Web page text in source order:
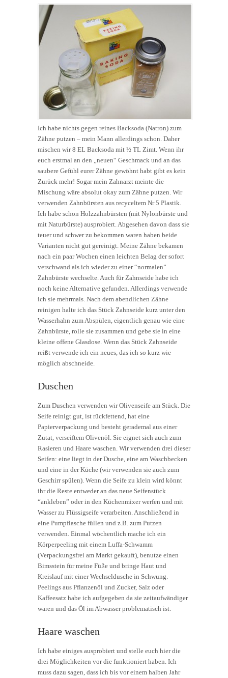
Ich habe nichts gegen reines Backsoda (Natron) zum
Zähne putzen – mein Mann allerdings schon. Daher
mischen wir 8 EL Backsoda mit ½ TL Zimt. Wenn ihr
euch erstmal an den „neuen“ Geschmack und an das
saubere Gefühl eurer Zähne gewöhnt habt gibt es kein
Zurück mehr! Sogar mein Zahnarzt meinte die
Mischung wäre absolut okay zum Zähne putzen. Wir
verwenden Zahnbürsten aus recyceltem Nr 5 Plastik.
Ich habe schon Holzzahnbürsten (mit Nylonbürste und
mit Naturbürste) ausprobiert. Abgesehen davon dass sie
teuer und schwer zu bekommen waren haben beide
Varianten nicht gut gereinigt. Meine Zähne bekamen
nach ein paar Wochen einen leichten Belag der sofort
verschwand als ich wieder zu einer “normalen”
Zahnbürste wechselte. Auch für Zahnseide habe ich
noch keine Alternative gefunden. Allerdings verwende
ich sie mehrmals. Nach dem abendlichen Zähne
reinigen halte ich das Stück Zahnseide kurz unter den
Wasserhahn zum Abspülen, eigentlich genau wie eine
Zahnbürste, rolle sie zusammen und gebe sie in eine
kleine offene Glasdose. Wenn das Stück Zahnseide
reißt verwende ich ein neues, das ich so kurz wie
möglich abschneide.
Duschen
Zum Duschen verwenden wir Olivenseife am Stück. Die
Seife reinigt gut, ist rückfettend, hat eine
Papierverpackung und besteht gerademal aus einer
Zutat, verseiftem Olivenöl. Sie eignet sich auch zum
Rasieren und Haare waschen. Wir verwenden drei dieser
Seifen: eine liegt in der Dusche, eine am Waschbecken
und eine in der Küche (wir verwenden sie auch zum
Geschirr spülen). Wenn die Seife zu klein wird könnt
ihr die Reste entweder an das neue Seifenstück
“ankleben” oder in den Küchenmixer werfen und mit
Wasser zu Flüssigseife verarbeiten. Anschließend in
eine Pumpflasche füllen und z.B. zum Putzen
verwenden. Einmal wöchentlich mache ich ein
Körperpeeling mit einem Luffa-Schwamm
(Verpackungsfrei am Markt gekauft), benutze einen
Bimsstein für meine Füße und bringe Haut und
Kreislauf mit einer Wechseldusche in Schwung.
Peelings aus Pflanzenöl und Zucker, Salz oder
Kaffeesatz habe ich aufgegeben da sie zeitaufwändiger
waren und das Öl im Abwasser problematisch ist.
Haare waschen
Ich habe einiges ausprobiert und stelle euch hier die
drei Möglichkeiten vor die funktioniert haben. Ich
muss dazu sagen, dass ich bis vor einem halben Jahr